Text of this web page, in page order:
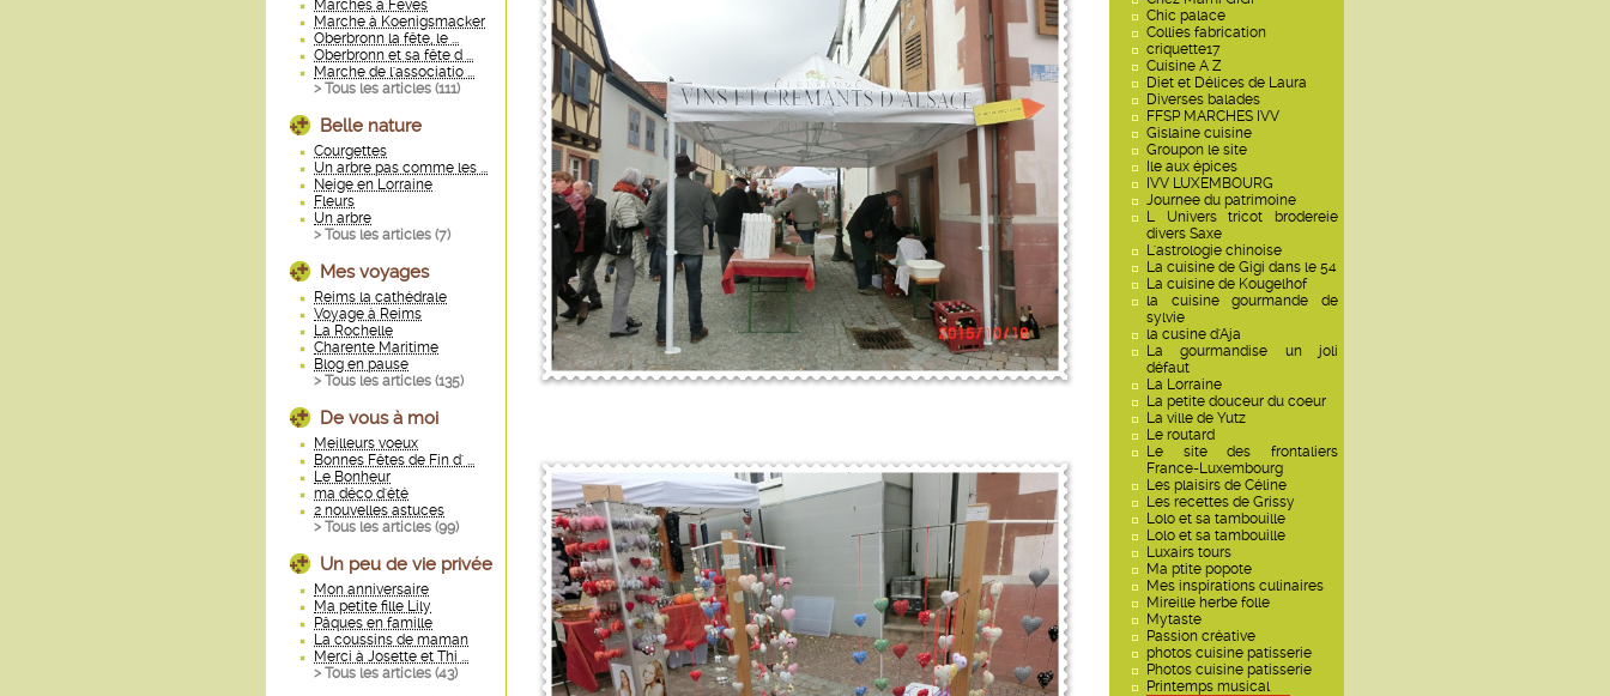
Chic palace
Collies fabrication
criquette17
Cuisine A Z
Diet et Délices de Laura
Diverses balades
FFSP MARCHES IVV
Gislaine cuisine
Groupon le site
Ile aux épices
IVV LUXEMBOURG
Journee du patrimoine
L Univers tricot brodereie
divers Saxe
L'astrologie chinoise
La cuisine de Gigi dans le 54
La cuisine de Kougelhof
la cuisine gourmande de
sylvie
la cusine d'Aja
La gourmandise un joli
défaut
La Lorraine
La petite douceur du coeur
La ville de Yutz
Le routard
Le site des frontaliers
France-Luxembourg
Les plaisirs de Céline
Les recettes de Grissy
Lolo et sa tambouille
Lolo et sa tambouille
Luxairs tours
Ma ptite popote
Mes inspirations culinaires
Mireille herbe folle
Mytaste
Passion créative
photos cuisine patisserie
Photos cuisine patisserie
Printemps musical
Marches à Fèves
Marche à Koenigsmacker
Oberbronn la fête, le ...
Oberbronn et sa fête d ...
Marche de l'associatio ...
> Tous les articles (111)
Belle nature
Courgettes
Un arbre pas comme les ...
Neige en Lorraine
Fleurs
Un arbre
> Tous les articles (7)
Mes voyages
Reims la cathédrale
Voyage à Reims
La Rochelle
Charente Maritime
Blog en pause
> Tous les articles (135)
De vous à moi
Meilleurs voeux
Bonnes Fêtes de Fin d' ...
Le Bonheur
ma déco d'été
2 nouvelles astuces
> Tous les articles (99)
Un peu de vie privée
Mon anniversaire
Ma petite fille Lily
Pâques en famille
La coussins de maman
Merci à Josette et Thi ...
> Tous les articles (43)